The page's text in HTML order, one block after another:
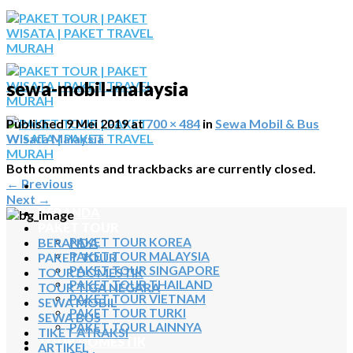
Skip
to
content
BERANDA
PAKET TOUR
PAKET TOUR KOREA
PAKET TOUR MALAYSIA
PAKET TOUR SINGAPORE
PAKET TOUR THAILAND
PAKET TOUR VIETNAM
PAKET TOUR TURKI
PAKET TOUR LAINNYA
TOUR DOMESTIK
sewa-mobil-malaysia
Published9 Mei 2019at700 × 484 in Sewa Mobil & Bus
Wisata Malaysia
Both comments and trackbacks are currently closed.
← Previous
Next →
BERANDA
PAKET TOUR
TOUR DOMESTIK
TOUR TIGA NEGARA
SEWA MOBIL
SEWA BUS
TIKET ATRAKSI
ARTIKEL